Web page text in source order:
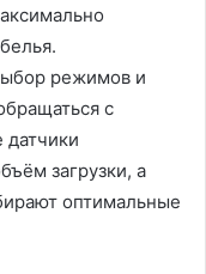
режимов и
с
датчики
загрузки, а
оптимальные